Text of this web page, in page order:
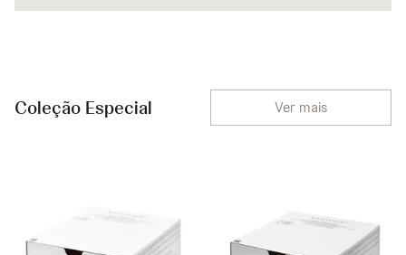
Coleção Especial Ver mais